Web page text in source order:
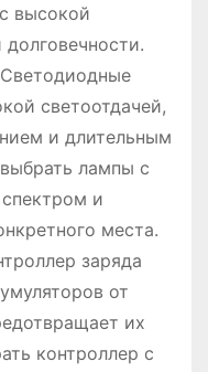
высокой
светоотдачей,
и длительным
лампы с
и
места.
заряда
от
их
контроллер с